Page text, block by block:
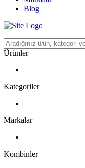
Blog
Ürünler
Kategoriler
Markalar
Kombinler